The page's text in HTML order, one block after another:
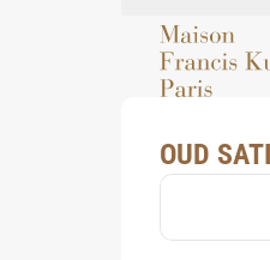
OUD